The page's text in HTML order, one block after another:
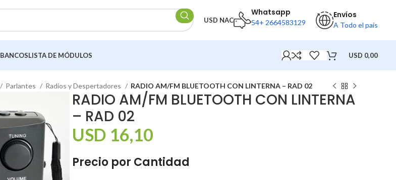
USD NAC
Whatsapp
54+ 2664583129
Envíos
A Todo el país
BANCOSLISTA DE MÓDULOS USD 0,00
Parlantes Radios y Despertadores RADIO AM/FM BLUETOOTH CON LINTERNA – RAD 02
RADIO AM/FM BLUETOOTH CON LINTERNA
– RAD 02
USD 16,10
Precio por Cantidad